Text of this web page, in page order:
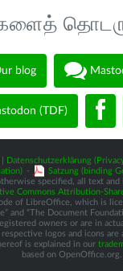
blog
(TDF)
Datenschutzerklärung
- Satzung (binding
specified, all text and
Commons Attribution-
of LibreOffice, which is
and “The Document
owners or are in
logos and icons are
is explained in our
based on OpenOffice.org.